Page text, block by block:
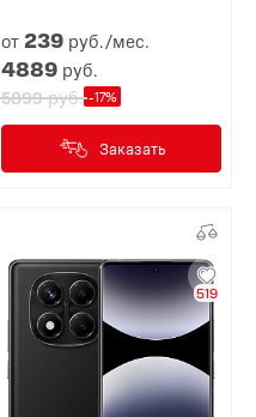
от239 руб./мес.
4889 руб.
5899руб. -17%
Заказать
519